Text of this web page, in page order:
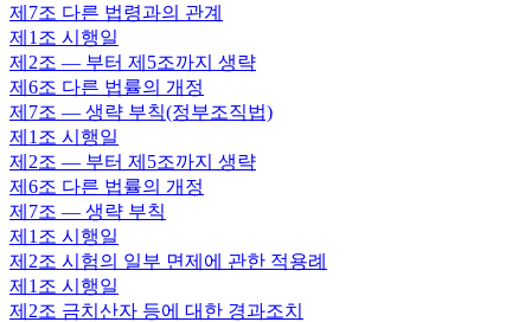
제7조 다른 법령과의 관계
제1조 시행일
제2조 — 부터 제5조까지 생략
제6조 다른 법률의 개정
제7조 — 생략 부칙(정부조직법)
제1조 시행일
제2조 — 부터 제5조까지 생략
제6조 다른 법률의 개정
제7조 — 생략 부칙
제1조 시행일
제2조 시험의 일부 면제에 관한 적용례
제1조 시행일
제2조 금치산자 등에 대한 경과조치